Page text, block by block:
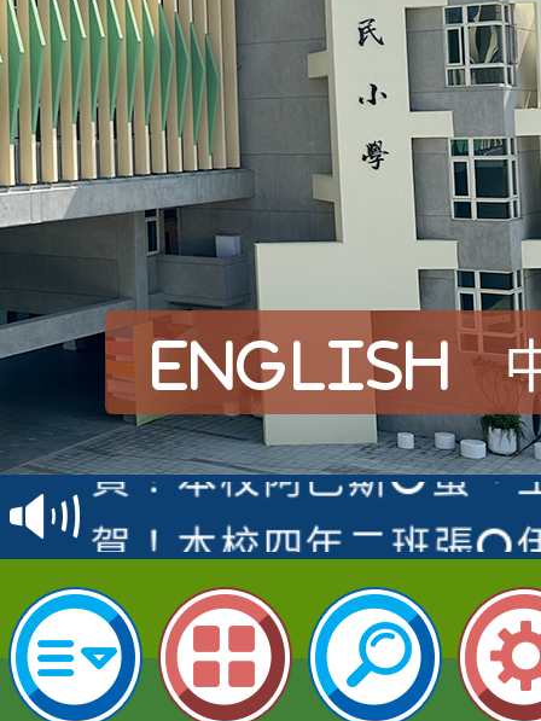
English
賀！本校參加桃園市中
賽 洪綺君教師榮獲社
名
賀！本校阿巴斯O蜜、
倩參加桃園市科展 國
名 指導老師王老師、
賀！本校四年二班張O
桃園市英語競賽國小朗
名，指導老師林老師
賀！本校參加桃園市中
賽 劉文瑛教師榮獲教
賀！本校參與2026世